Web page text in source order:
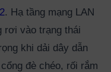
. Hạ tầng mạng LAN
rơi vào trạng thái
khi dải dây dẫn
đè chéo, rối rắm